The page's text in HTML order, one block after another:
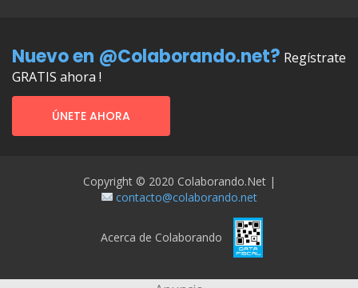
Nuevo en @Colaborando.net? Regístrate
GRATIS ahora !
ÚNETE AHORA
Copyright © 2020 Colaborando.net |
contacto@colaborando.net
Acerca de Colaborando